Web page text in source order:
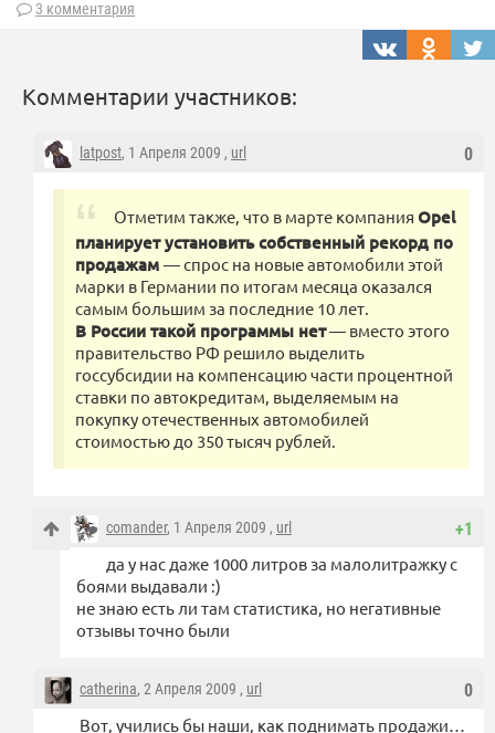
3 комментария
Комментарии участников:
0
latpost, 1 Апреля 2009 , url
Отметим также, что в марте компания Opel
планирует установить собственный рекорд по
продажам — спрос на новые автомобили этой
марки в Германии по итогам месяца оказался
самым большим за последние 10 лет.
В России такой программы нет— вместо этого
правительство РФ решило выделить
госсубсидии на компенсацию части процентной
ставки по автокредитам, выделяемым на
покупку отечественных автомобилей
стоимостью до 350 тысяч рублей.
+1
comander, 1 Апреля 2009 , url
да у нас даже 1000 литров за малолитражку с
боями выдавали :)
не знаю есть ли там статистика, но негативные
отзывы точно были
0
catherina, 2 Апреля 2009 , url
Вот, учились бы наши, как поднимать продажи…